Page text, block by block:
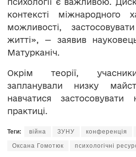
контексті міжнародного
можливості,
житті», — заявив
Матурканіч.
Окрім теорії,
запланували низку
навчатися
практиці.
Теги: війна ЗУНУ конференція
Оксана Гомотюк психологічні